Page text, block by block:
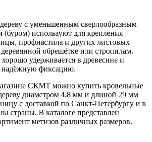
с уменьшенным сверлообразным
(буром) используют для крепления
профнастила и других листовых
обрешётке или стропилам.
хорошо удерживается в древесине и
надёжную фиксацию.
СКМТ можно купить кровельные
диаметром 4,8 мм и длиной 29 мм
с доставкой по Санкт-Петербургу и в
страны. В каталоге представлен
метизов различных размеров.